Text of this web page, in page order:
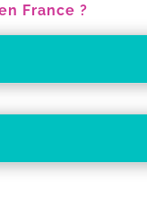
France ?